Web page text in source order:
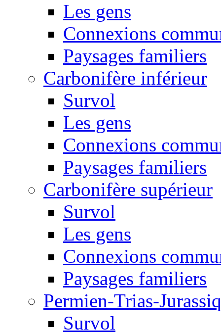
Les gens
Connexions
Paysages familiers
Carbonifère inférieur
Survol
Les gens
Connexions
Paysages familiers
Carbonifère supérieur
Survol
Les gens
Connexions
Paysages familiers
Permien-Trias-
Survol